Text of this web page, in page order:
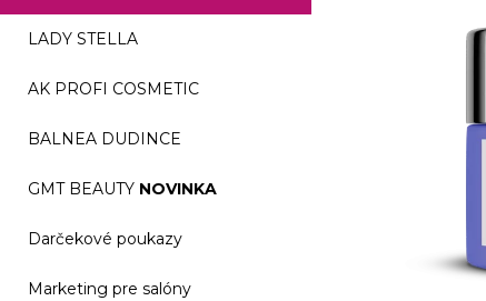
LADY STELLA
AK PROFI COSMETIC
BALNEA DUDINCE
GMT BEAUTY NOVINKA
Darčekové poukazy
Marketing pre salóny